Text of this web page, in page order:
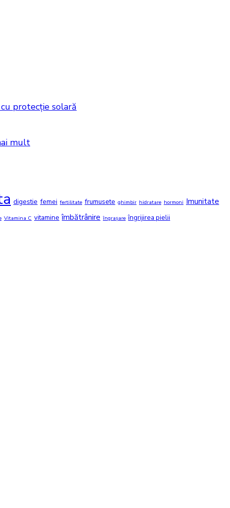
protecție solară
mult
digestie femei fertilitate frumusete ghimbir hidratare hormoni Imunitate
Vitamina C vitamine îmbătrânire îngrașare îngrijirea pielii